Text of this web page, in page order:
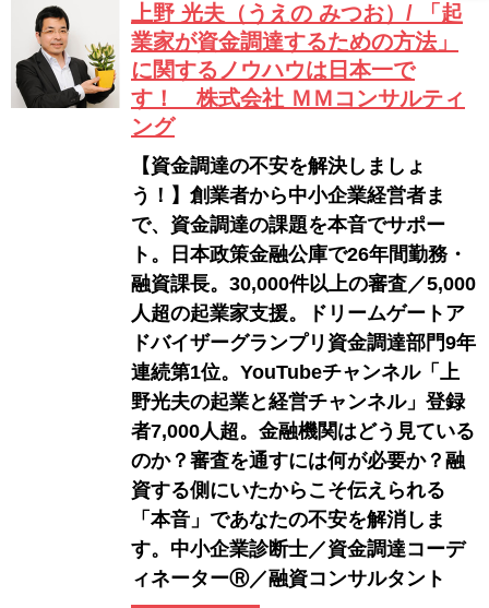
上野 光夫（うえの みつお）/ 「起
業家が資金調達するための方法」
に関するノウハウは日本一で
す！ 株式会社 ＭＭコンサルティ
ング
【資金調達の不安を解決しましょ
う！】創業者から中小企業経営者ま
で、資金調達の課題を本音でサポー
ト。日本政策金融公庫で26年間勤務・
融資課長。30,000件以上の審査／5,000
人超の起業家支援。ドリームゲートア
ドバイザーグランプリ資金調達部門9年
連続第1位。YouTubeチャンネル「上
野光夫の起業と経営チャンネル」登録
者7,000人超。金融機関はどう見ている
のか？審査を通すには何が必要か？融
資する側にいたからこそ伝えられる
「本音」であなたの不安を解消しま
す。中小企業診断士／資金調達コーデ
ィネーターⓇ／融資コンサルタント